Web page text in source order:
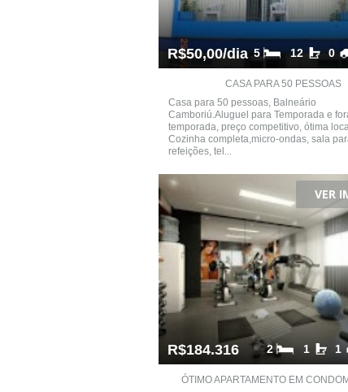
R$50,00/dia 0
12
5
CASA PARA 50 PESSOAS
Casa para 50 pessoas, Balneário
Camboriú.Aluguel para Temporada e
temporada, preço competitivo, ótima
Cozinha completa,micro-ondas, sala
refeições, tel...
VER
R$184.316 1
1
2
ÓTIMO APARTAMENTO EM